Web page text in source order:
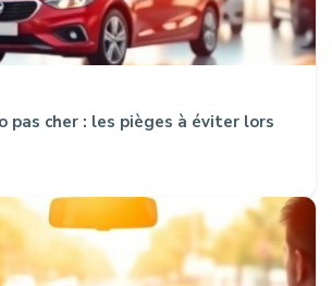
pas cher : les pièges à éviter lors